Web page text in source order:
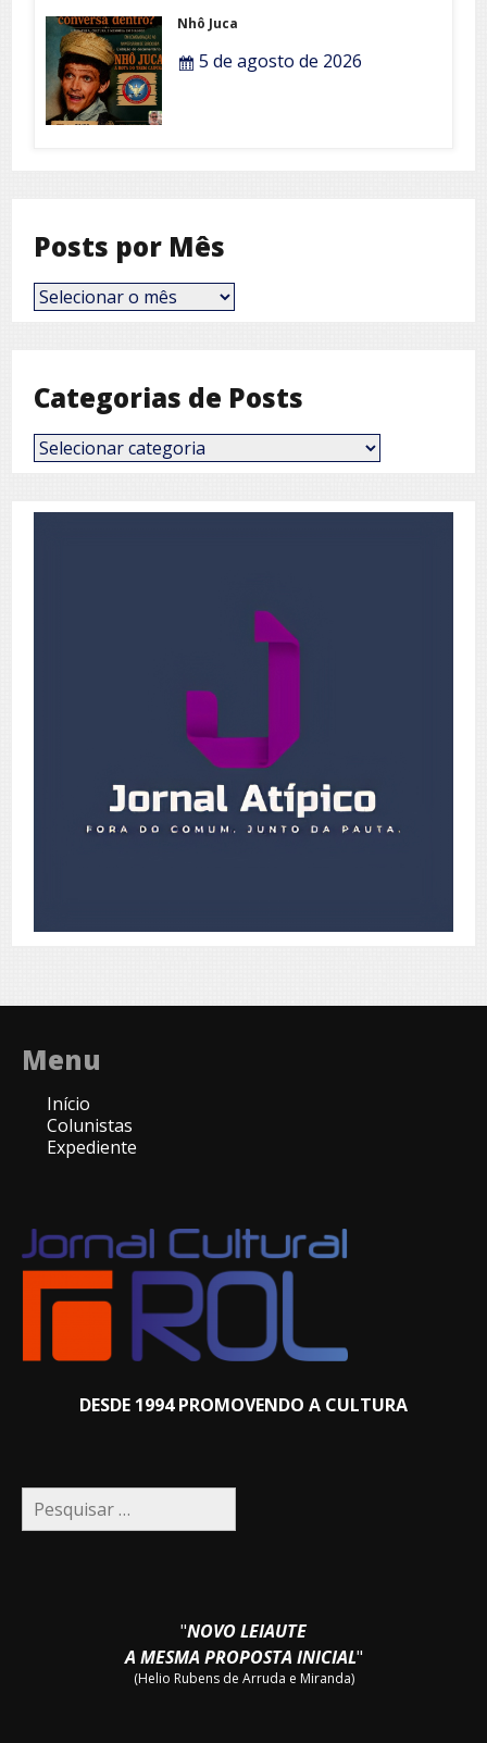
Nhô Juca
5 de agosto de 2026
Posts por Mês
Posts
por
Categorias de Posts
Categorias
de
Menu
Início
Colunistas
Expediente
DESDE 1994 PROMOVENDO A CULTURA
Pesquisar
por:
"NOVO LEIAUTE
A MESMA PROPOSTA INICIAL"
(Helio Rubens de Arruda e Miranda)